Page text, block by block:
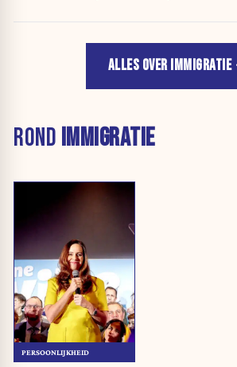
ALLES OVER IMMIGRATIE
ROND IMMIGRATIE
PERSOONLIJKHEID